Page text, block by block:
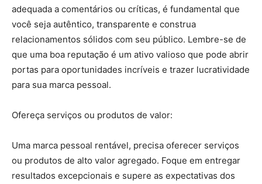
adequada a comentários ou críticas, é fundamental que
você seja autêntico, transparente e construa
relacionamentos sólidos com seu público. Lembre-se de
que uma boa reputação é um ativo valioso que pode abrir
portas para oportunidades incríveis e trazer lucratividade
para sua marca pessoal.
Ofereça serviços ou produtos de valor:
Uma marca pessoal rentável, precisa oferecer serviços
ou produtos de alto valor agregado. Foque em entregar
resultados excepcionais e supere as expectativas dos